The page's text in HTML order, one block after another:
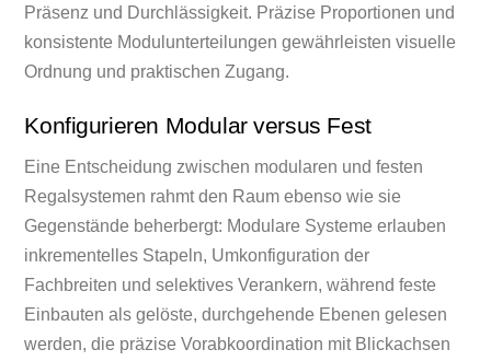
Präsenz und Durchlässigkeit. Präzise Proportionen und
konsistente Modulunterteilungen gewährleisten visuelle
Ordnung und praktischen Zugang.
Konfigurieren Modular versus Fest
Eine Entscheidung zwischen modularen und festen
Regalsystemen rahmt den Raum ebenso wie sie
Gegenstände beherbergt: Modulare Systeme erlauben
inkrementelles Stapeln, Umkonfiguration der
Fachbreiten und selektives Verankern, während feste
Einbauten als gelöste, durchgehende Ebenen gelesen
werden, die präzise Vorabkoordination mit Blickachsen